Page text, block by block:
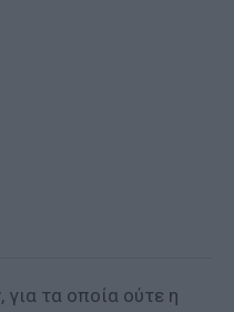
τα οποία ούτε η